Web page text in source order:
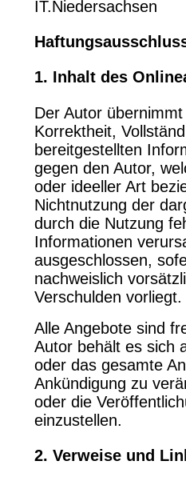
IT.Niedersachsen
1. Inhalt des
Der Autor
Korrektheit,
bereitgestellten
gegen den Autor,
oder ideeller Art
Nichtnutzung der
durch die Nutzung
Informationen
ausgeschlossen,
nachweislich
Verschulden vorliegt.
Alle Angebote sind
Autor behält es sich
oder das gesamte
Ankündigung zu
oder die
einzustellen.
2. Verweise und